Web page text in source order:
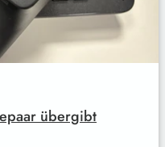
übergibt